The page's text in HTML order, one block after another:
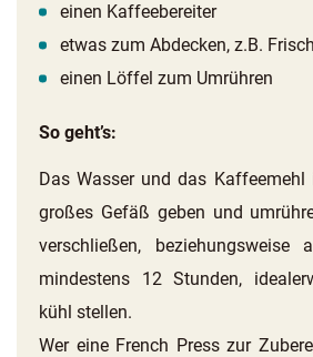
einen Kaffeebereiter
etwas zum Abdecken, z.B.
einen Löffel zum Umrühren
So geht’s:
Das Wasser und das Kaffeemehl
großes Gefäß geben und
verschließen, beziehungsweise
mindestens 12 Stunden,
kühl stellen.
Wer eine French Press zur